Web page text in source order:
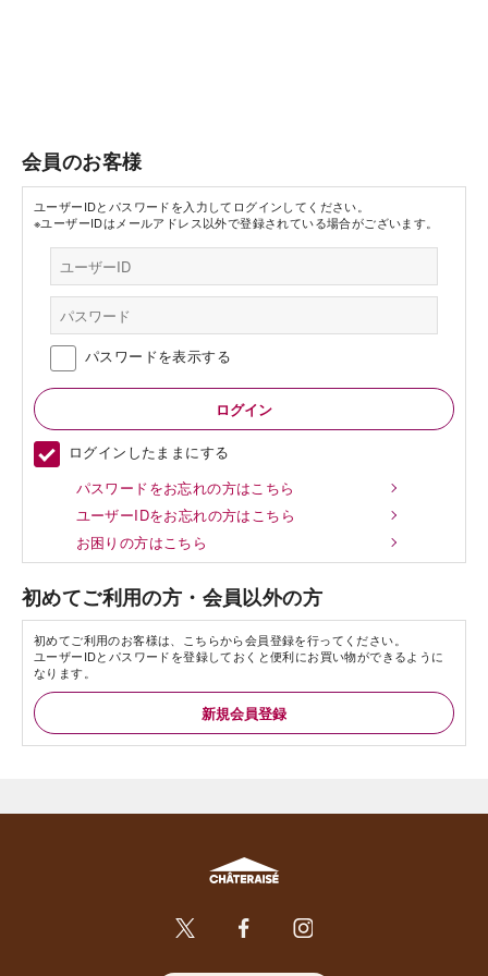
会員のお客様
ユーザーIDとパスワードを入力してログインしてください。
※ユーザーIDはメールアドレス以外で登録されている場合がございます。
パスワードを表示する
ログインしたままにする
パスワードをお忘れの方はこちら
ユーザーIDをお忘れの方はこちら
お困りの方はこちら
初めてご利用の方・会員以外の方
初めてご利用のお客様は、こちらから会員登録を行ってください。
ユーザーIDとパスワードを登録しておくと便利にお買い物ができるように
なります。